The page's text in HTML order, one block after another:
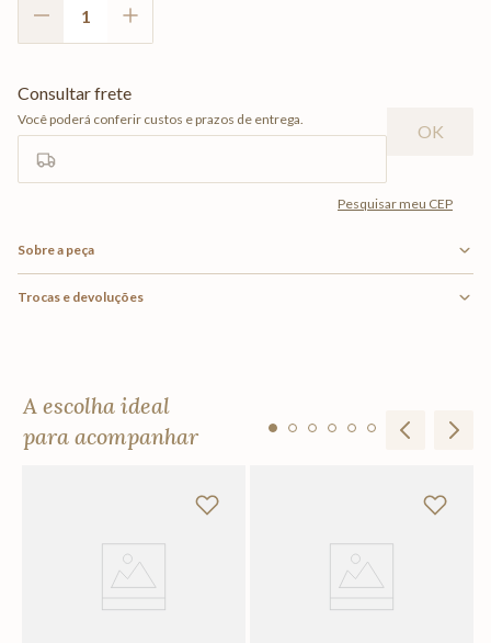
Sobre a peça
Trocas e devoluções
A escolha ideal
para acompanhar